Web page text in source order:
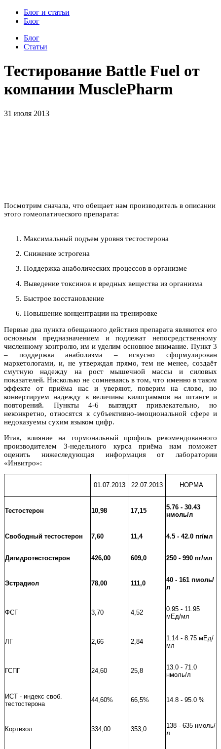
Блог и статьи
Блог
Блог
Статьи
Тестирование Battle Fuel от
компании MusclePharm
31 июля 2013
Посмотрим сначала, что обещает нам производитель в описании
этого гомеопатического препарата:
Максимальный подъем уровня тестостерона
Снижение эстрогена
Поддержка анаболических процессов в организме
Выведение токсинов и вредных вещества из организма
Быстрое восстановление
Повышение концентрации на тренировке
Первые два пункта обещанного действия препарата являются его
основным предназначением и подлежат непосредственному
численному контролю, им и уделим основное внимание. Пункт 3
– поддержка анаболизма – искусно сформулирован
маркетологами, и, не утверждая прямо, тем не менее, создаёт
смутную надежду на рост мышечной массы и силовых
показателей. Нисколько не сомневаясь в том, что именно в таком
эффекте от приёма нас и уверяют, поверим на слово, но
конвертируем надежду в величины килограммов на штанге и
повторений. Пункты 4-6 выглядят привлекательно, но
неконкретно, относятся к субъективно-эмоциональной сфере и
недоказуемы сухим языком цифр.
Итак, влияние на гормональный профиль рекомендованного
производителем 3-недельного курса приёма нам поможет
оценить нижеследующая информация от лаборатории
«Инвитро»:
01.07.2013 22.07.2013 НОРМА
Тестостерон 10,98 17,15
5.76 - 30.43
нмоль/л
Свободный тестостерон 7,60 11,4 4.5 - 42.0 пг/мл
Дигидротестостерон 426,00 609,0 250 - 990 пг/мл
Эстрадиол 78,00 111,0
40 - 161 пмоль/
л
ФСГ 3,70 4,52
0.95 - 11.95
мЕд/мл
ЛГ 2,66 2,84
1.14 - 8.75 мЕд/
мл
ГСПГ 24,60 25,8
13.0 - 71.0
нмоль/л
ИСТ - индекс своб.
тестостерона
44,60% 66,5% 14.8 - 95.0 %
Кортизол 334,00 353,0
138 - 635 нмоль/
л